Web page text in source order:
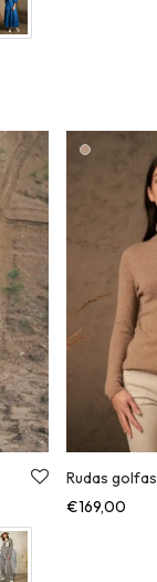
Rudas golfas
€169,00